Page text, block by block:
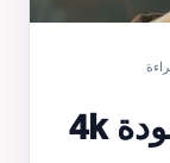
وصف لتحويل الصور لجودة 4k